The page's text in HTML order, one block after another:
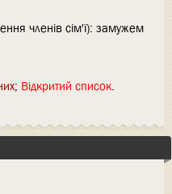
членів сім'ї): замужем
Відкритий список